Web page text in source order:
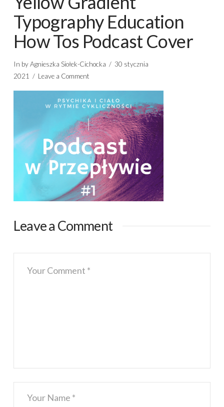
Typography Education
How Tos Podcast Cover
In by Agnieszka Siołek-Cichocka
30 stycznia
2021
Leave a Comment
Leave a Comment